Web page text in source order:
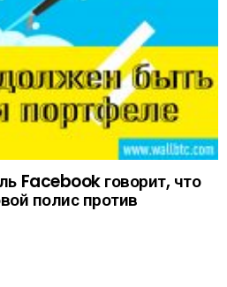
Facebook говорит, что
полис против